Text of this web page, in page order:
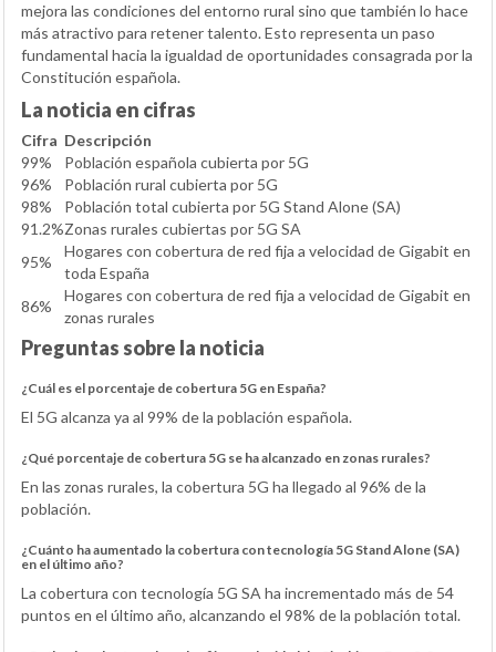
mejora las condiciones del entorno rural sino que también lo hace
más atractivo para retener talento. Esto representa un paso
fundamental hacia la igualdad de oportunidades consagrada por la
Constitución española.
La noticia en cifras
Cifra Descripción
99%
Población española cubierta por 5G
96%
Población rural cubierta por 5G
98%
Población total cubierta por 5G Stand Alone (SA)
91.2%Zonas rurales cubiertas por 5G SA
95%
Hogares con cobertura de red fija a velocidad de Gigabit en
toda España
86%
Hogares con cobertura de red fija a velocidad de Gigabit en
zonas rurales
Preguntas sobre la noticia
¿Cuál es el porcentaje de cobertura 5G en España?
El 5G alcanza ya al 99% de la población española.
¿Qué porcentaje de cobertura 5G se ha alcanzado en zonas rurales?
En las zonas rurales, la cobertura 5G ha llegado al 96% de la
población.
¿Cuánto ha aumentado la cobertura con tecnología 5G Stand Alone (SA)
en el último año?
La cobertura con tecnología 5G SA ha incrementado más de 54
puntos en el último año, alcanzando el 98% de la población total.